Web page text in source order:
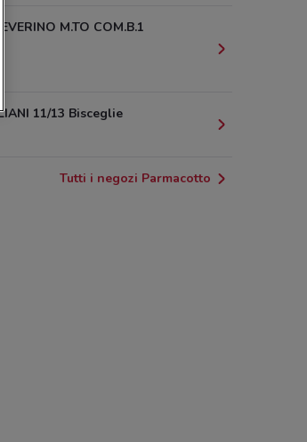
M.TO COM.B.1
11/13 Bisceglie
Tutti i negozi Parmacotto